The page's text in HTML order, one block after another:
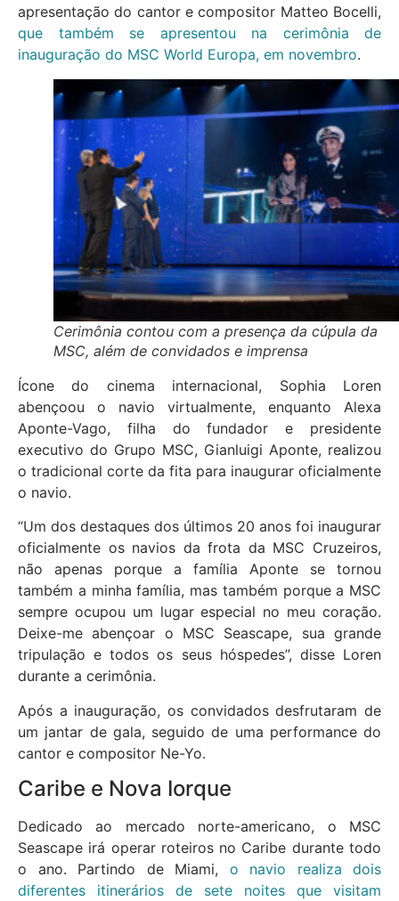
apresentação do cantor e compositor Matteo Bocelli,
que também se apresentou na cerimônia de
inauguração do MSC World Europa, em novembro.
Cerimônia contou com a presença da cúpula da
MSC, além de convidados e imprensa
Ícone do cinema internacional, Sophia Loren
abençoou o navio virtualmente, enquanto Alexa
Aponte-Vago, filha do fundador e presidente
executivo do Grupo MSC, Gianluigi Aponte, realizou
o tradicional corte da fita para inaugurar oficialmente
o navio.
“Um dos destaques dos últimos 20 anos foi inaugurar
oficialmente os navios da frota da MSC Cruzeiros,
não apenas porque a família Aponte se tornou
também a minha família, mas também porque a MSC
sempre ocupou um lugar especial no meu coração.
Deixe-me abençoar o MSC Seascape, sua grande
tripulação e todos os seus hóspedes”, disse Loren
durante a cerimônia.
Após a inauguração, os convidados desfrutaram de
um jantar de gala, seguido de uma performance do
cantor e compositor Ne-Yo.
Caribe e Nova Iorque
Dedicado ao mercado norte-americano, o MSC
Seascape irá operar roteiros no Caribe durante todo
o ano. Partindo de Miami, o navio realiza dois
diferentes itinerários de sete noites que visitam